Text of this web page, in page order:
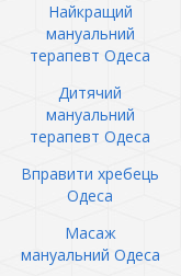
Найкращий
мануальний
терапевт Одеса
Дитячий
мануальний
терапевт Одеса
Вправити хребець
Одеса
Масаж
мануальний Одеса